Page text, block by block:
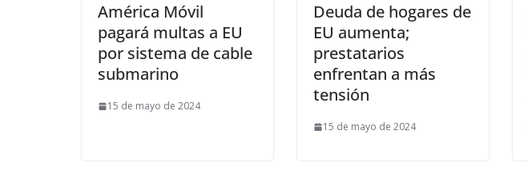
América Móvil
pagará multas a EU
por sistema de cable
submarino
15 de mayo de 2024
Deuda de hogares de
EU aumenta;
prestatarios
enfrentan a más
tensión
15 de mayo de 2024